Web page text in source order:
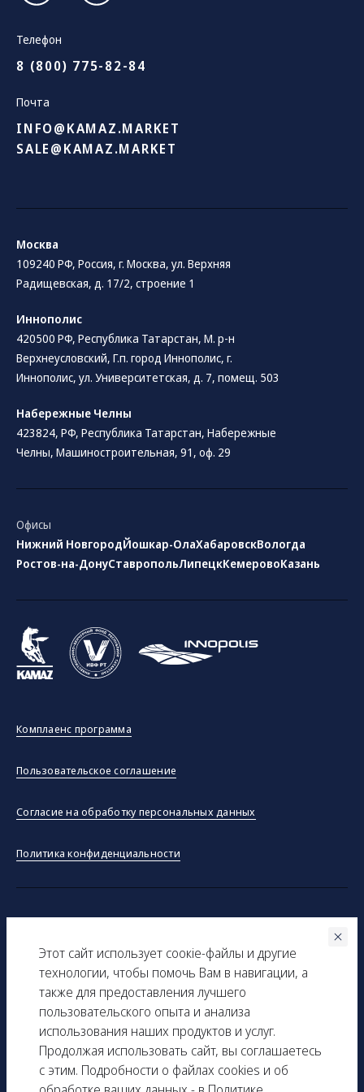
Этот сайт использует соокіe-файлы и другие
технологии, чтобы помочь Вам в навигации, а
также для предоставления лучшего
пользовательского опыта и анализа
использования наших продуктов и услуг.
Продолжая использовать сайт, вы соглашаетесь
с этим. Подробности о файлах cookies и об
Телефон
8 (800) 775-82-84
Почта
INFO@KAMAZ.MARKET
SALE@KAMAZ.MARKET
Москва
109240 РФ, Россия, г. Москва, ул. Верхняя
Радищевская, д. 17/2, строение 1
Иннополис
420500 РФ, Республика Татарстан, М. р-н
Верхнеусловский, Г.п. город Иннополис, г.
Иннополис, ул. Университетская, д. 7, помещ. 503
Набережные Челны
423824, РФ, Республика Татарстан​, Набережные
Челны, Машиностроительная, 91, оф. 29
Офисы
Нижний НовгородЙошкар-ОлаХабаровскВологда
Ростов-на-ДонуСтавропольЛипецкКемеровоКазань
Комплаенс программа
Пользовательское соглашение
Согласие на обработку персональных данных
Политика конфиденциальности
Вся представленная на сайте информация, касающаяся
технических характеристик, наличия на складе, стоимости
товаров, носит информационный характер и ни при каких
условиях не является публичной офертой, определяемой
положениями Статьи 437(2) Гражданского кодекса РФ.
ИНН: 9729277261